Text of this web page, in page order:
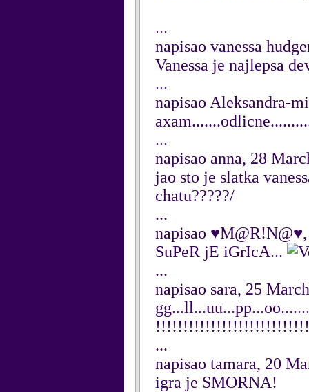
...
napisao vanessa
Vanessa je najlepsa
...
napisao Aleksandra-
...
napisao anna, 28
jao sto je slatka
chatu?????/
...
napisao
SuPeR jE iGrIcA...
...
napisao sara, 25
...
napisao tamara, 20
igra je SMORNA!